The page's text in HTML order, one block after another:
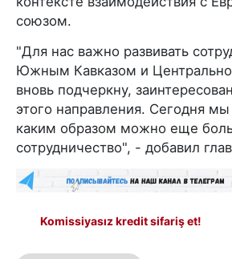
союзом.
"Для нас важно развивать
Южным Кавказом и
вновь подчеркну,
этого направления. Сегодня
каким образом можно еще
сотрудничество", - добавил
Komissiyasız kredit sifariş et!